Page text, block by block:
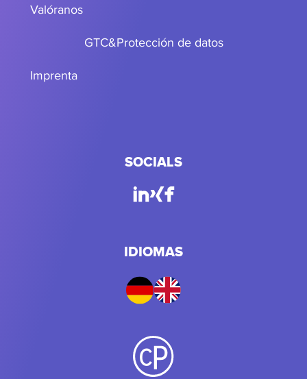
Valóranos
GTC&Protección de datos
Imprenta
SOCIALS
IDIOMAS